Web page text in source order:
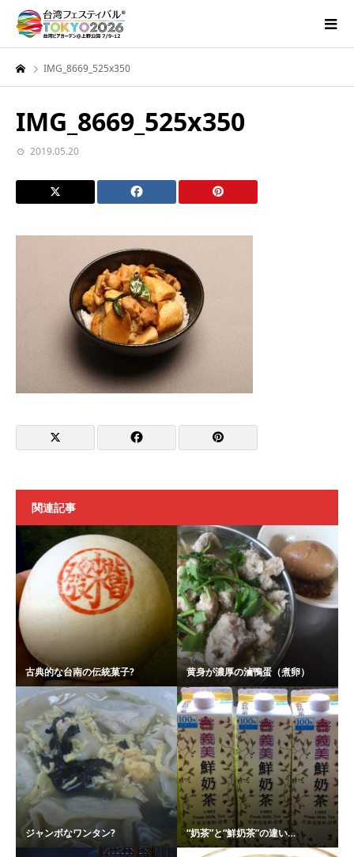
IMG_8669_525x350
IMG_8669_525x350
2019.05.20
関連記事
古典的な台南の伝統菓子? 黄身が濃厚の滷鴨蛋（煮卵）
ジャンボなワンタン? “奶茶”と“鮮奶茶”の違い…